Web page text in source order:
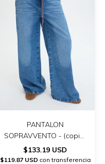
PANTALON
SOPRAVVENTO - (copia)
- (copia)
$133.19 USD
$119.87 USDcon transferencia